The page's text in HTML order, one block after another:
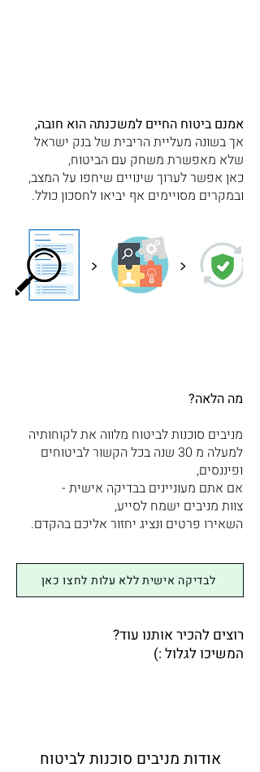
אמנם ביטוח החיים למשכנתה הוא חובה,
אך בשונה מעליית הריבית של בנק ישראל
שלא מאפשרת משחק עם הביטוח,
כאן אפשר לערוך שינויים שיחפו על המצב,
ובמקרים מסויימים אף יביאו לחסכון כולל.
מה הלאה?
מניבים סוכנות לביטוח מלווה את לקוחותיה
למעלה מ 30 שנה בכל הקשור לביטוחים
ופיננסים,
אם אתם מעוניינים בבדיקה אישית -
צוות מניבים ישמח לסייע,
השאירו פרטים ונציג יחזור אליכם בהקדם.
לבדיקה אישית ללא עלות לחצו כאן
רוצים להכיר אותנו עוד?
המשיכו לגלול :)
אודות מניבים סוכנות לביטוח